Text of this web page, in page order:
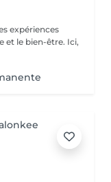
expériences
le bien-être. Ici,